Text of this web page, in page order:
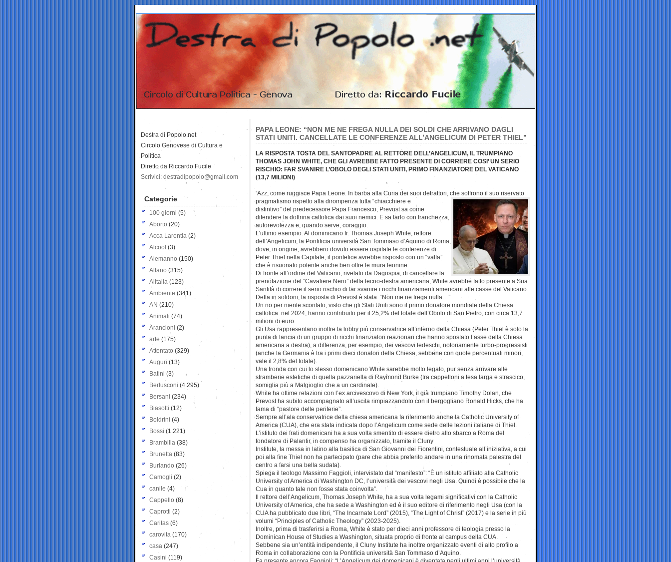
PAPA LEONE: “NON ME NE FREGA NULLA DEI SOLDI CHE ARRIVANO DAGLI
STATI UNITI. CANCELLATE LE CONFERENZE ALL’ANGELICUM DI PETER THIEL”
LA RISPOSTA TOSTA DEL SANTOPADRE AL RETTORE DELL’ANGELICUM, IL TRUMPIANO
THOMAS JOHN WHITE, CHE GLI AVREBBE FATTO PRESENTE DI CORRERE COSI’ UN SERIO
RISCHIO: FAR SVANIRE L’OBOLO DEGLI STATI UNITI, PRIMO FINANZIATORE DEL VATICANO
(13,7 MILIONI)
‘Azz, come ruggisce Papa Leone. In barba alla Curia dei suoi detrattori, che soffrono il suo riservato
pragmatismo rispetto alla dirompenza tutta “chiacchiere e
distintivo” del predecessore Papa Francesco, Prevost sa come
difendere la dottrina cattolica dai suoi nemici. E sa farlo con franchezza,
autorevolezza e, quando serve, coraggio.
L’ultimo esempio. Al dominicano fr. Thomas Joseph White, rettore
dell’Angelicum, la Pontificia università San Tommaso d’Aquino di Roma,
dove, in origine, avrebbero dovuto essere ospitate le conferenze di
Peter Thiel nella Capitale, il pontefice avrebbe risposto con un “vaffa”
che è risuonato potente anche ben oltre le mura leonine.
Di fronte all’ordine del Vaticano, rivelato da Dagospia, di cancellare la
prenotazione del “Cavaliere Nero” della tecno-destra americana, White avrebbe fatto presente a Sua
Santità di correre il serio rischio di far svanire i ricchi finanziamenti americani alle casse del Vaticano.
Detta in soldoni, la risposta di Prevost è stata: “Non me ne frega nulla…”
Un no per niente scontato, visto che gli Stati Uniti sono il primo donatore mondiale della Chiesa
cattolica: nel 2024, hanno contribuito per il 25,2% del totale dell’Obolo di San Pietro, con circa 13,7
milioni di euro.
Gli Usa rappresentano inoltre la lobby più conservatrice all’interno della Chiesa (Peter Thiel è solo la
punta di lancia di un gruppo di ricchi finanziatori reazionari che hanno spostato l’asse della Chiesa
americana a destra), a differenza, per esempio, dei vescovi tedeschi, notoriamente turbo-progressisti
(anche la Germania è tra i primi dieci donatori della Chiesa, sebbene con quote percentuali minori,
vale il 2,8% del totale).
Una fronda con cui lo stesso domenicano White sarebbe molto legato, pur senza arrivare alle
stramberie estetiche di quella pazzariella di Raymond Burke (tra cappelloni a tesa larga e strascico,
somiglia più a Malgioglio che a un cardinale).
White ha ottime relazioni con l’ex arcivescovo di New York, il già trumpiano Timothy Dolan, che
Prevost ha subito accompagnato all’uscita rimpiazzandolo con il bergogliano Ronald Hicks, che ha
fama di “pastore delle periferie”.
Sempre all’ala conservatrice della chiesa americana fa riferimento anche la Catholic University of
America (CUA), che era stata indicata dopo l’Angelicum come sede delle lezioni italiane di Thiel.
L’istituto dei frati domenicani ha a sua volta smentito di essere dietro allo sbarco a Roma del
fondatore di Palantir, in compenso ha organizzato, tramite il Cluny
Institute, la messa in latino alla basilica di San Giovanni dei Fiorentini, contestuale all’iniziativa, a cui
poi alla fine Thiel non ha partecipato (pare che abbia preferito andare in una rinomata palestra del
centro a farsi una bella sudata).
Spiega il teologo Massimo Faggioli, intervistato dal “manifesto”: “È un istituto affiliato alla Catholic
University of America di Washington DC, l’università dei vescovi negli Usa. Quindi è possibile che la
Cua in quanto tale non fosse stata coinvolta”.
Il rettore dell’Angelicum, Thomas Joseph White, ha a sua volta legami significativi con la Catholic
University of America, che ha sede a Washington ed è il suo editore di riferimento negli Usa (con la
CUA ha pubblicato due libri, “The Incarnate Lord” (2015), “The Light of Christ” (2017) e la serie in più
volumi “Principles of Catholic Theology” (2023-2025).
Inoltre, prima di trasferirsi a Roma, White è stato per dieci anni professore di teologia presso la
Dominican House of Studies a Washington, situata proprio di fronte al campus della CUA.
Sebbene sia un’entità indipendente, il Cluny Institute ha inoltre organizzato eventi di alto profilo a
Roma in collaborazione con la Pontificia università San Tommaso d’Aquino.
Destra di Popolo.net
Circolo Genovese di Cultura e
Politica
Diretto da Riccardo Fucile
Scrivici: destradipopolo@gmail.com
Categorie
100 giorni (5)
Aborto (20)
Acca Larentia (2)
Alcool (3)
Alemanno (150)
Alfano (315)
Alitalia (123)
Ambiente (341)
AN (210)
Animali (74)
Arancioni (2)
arte (175)
Attentato (329)
Auguri (13)
Batini (3)
Berlusconi (4.295)
Bersani (234)
Biasotti (12)
Boldrini (4)
Bossi (1.221)
Brambilla (38)
Brunetta (83)
Burlando (26)
Camogli (2)
canile (4)
Cappello (8)
Caprotti (2)
Caritas (6)
carovita (170)
casa (247)
Casini (119)